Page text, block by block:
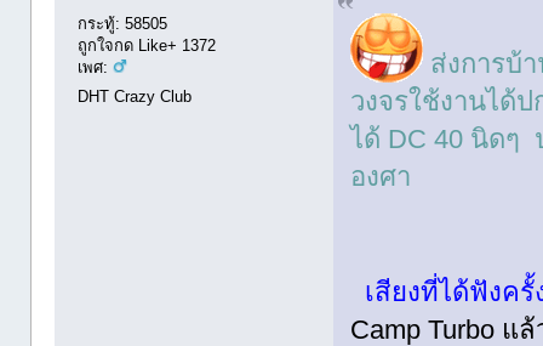
กระทู้: 58505
ถูกใจกด Like+ 1372
เพศ:
DHT Crazy Club
ส่งการบ้
วงจรใช้งานได้
ได้ DC 40 นิดๆ
องศา
เสียงที่ได้ฟังค
Camp Turbo แ